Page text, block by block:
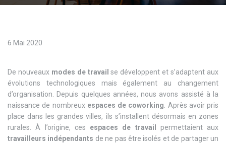
6 Mai 2020
De nouveaux modes de travail se développent et s’adaptent aux
évolutions technologiques mais également au changement
d’organisation. Depuis quelques années, nous avons assisté à la
naissance de nombreux espaces de coworking . Après avoir pris
place dans les grandes villes, ils s’installent désormais en zones
rurales. À l’origine, ces espaces de travail
permettaient aux
travailleurs indépendants de ne pas être isolés et de partager un